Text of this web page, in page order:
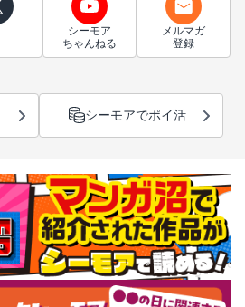
シーモア
ちゃんねる
メルマガ
登録
シーモアでポイ活